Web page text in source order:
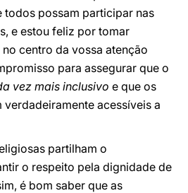
todos possam participar nas
e estou feliz por tomar
centro da vossa atenção
para assegurar que o
vez mais inclusivo e que os
verdadeiramente acessíveis a
partilham o
o respeito pela dignidade de
é bom saber que as